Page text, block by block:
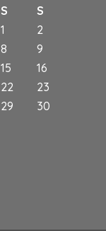
S
S
1
2
8
9
15
16
22
23
29
30